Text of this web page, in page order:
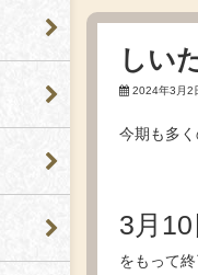
しい
2024年3月2
今期も多
3月
をもって